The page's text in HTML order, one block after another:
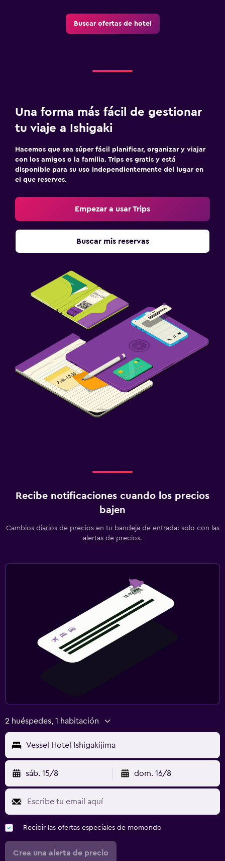
Juegos de mesa/rompecabezas
Buscar ofertas de hotel
Una forma más fácil de gestionar
tu viaje a Ishigaki
Hacemos que sea súper fácil planificar, organizar y viajar
con los amigos o la familia. Trips es gratis y está
disponible para su uso independientemente del lugar en
el que reserves.
Empezar a usar Trips
Buscar mis reservas
Recibe notificaciones cuando los precios
bajen
Cambios diarios de precios en tu bandeja de entrada: solo con las
alertas de precios.
2 huéspedes, 1 habitación
Vessel Hotel Ishigakijima
sáb. 15/8 dom. 16/8
Recibir las ofertas especiales de momondo
Crea una alerta de precio